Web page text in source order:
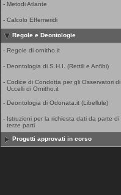
- Metodi Atlante
- Calcolo Effemeridi
Regole e Deontologie
- Regole di ornitho.it
- Deontologia di S.H.I. (Rettili e Anfibi)
- Codice di Condotta per gli Osservatori di
Uccelli di Ornitho.it
- Deontologia di Odonata.it (Libellule)
- Istruzioni per la richiesta dati da parte di
terze parti
Progetti approvati in corso